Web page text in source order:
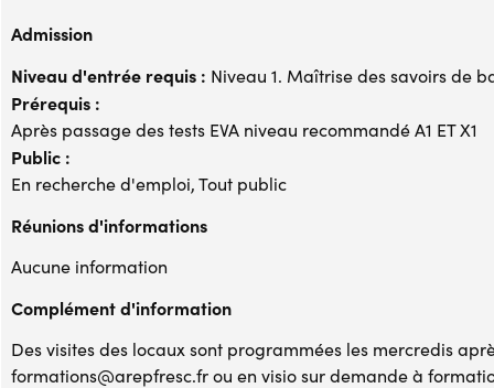
Admission
Niveau d'entrée requis : Niveau 1. Maîtrise des savoirs de
Prérequis :
Après passage des tests EVA niveau recommandé A1 ET X1
Public :
En recherche d'emploi, Tout public
Réunions d'informations
Aucune information
Complément d'information
Des visites des locaux sont programmées les mercredis
formations@arepfresc.fr ou en visio sur demande à